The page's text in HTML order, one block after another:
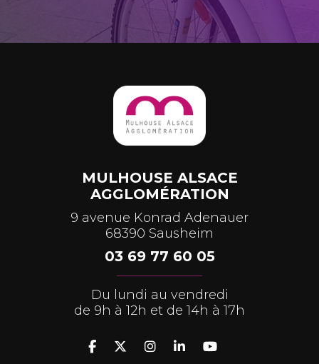
MULHOUSE ALSACE
AGGLOMÉRATION
9 avenue Konrad Adenauer
68390 Sausheim
03 69 77 60 05
Du lundi au vendredi
de 9h à 12h et de 14h à 17h